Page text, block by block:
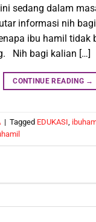
sedang dalam
informasi nih
ibu hamil tidak
Nih bagi kalian […]
CONTINUE READING →
| Tagged EDUKASI